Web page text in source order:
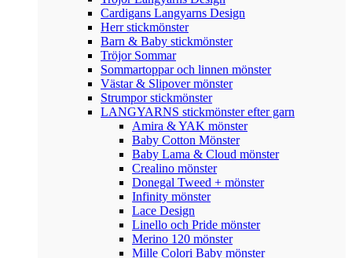
Cardigans Langyarns Design
Herr stickmönster
Barn & Baby stickmönster
Tröjor Sommar
Sommartoppar och linnen mönster
Västar & Slipover mönster
Strumpor stickmönster
LANGYARNS stickmönster efter garn
Amira & YAK mönster
Baby Cotton Mönster
Baby Lama & Cloud mönster
Crealino mönster
Donegal Tweed + mönster
Infinity mönster
Lace Design
Linello och Pride mönster
Merino 120 mönster
Mille Colori Baby mönster